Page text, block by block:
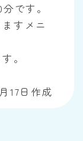
です。
すメニ
。
17日作成